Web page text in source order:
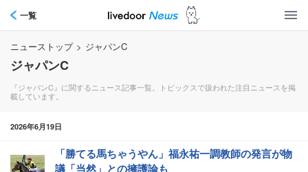
一覧
ニューストップ > ジャパンC
ジャパンC
『ジャパンC』に関するニュース記事一覧。トピックスで扱われた注目ニュースを掲
載しています。
2026年6月19日
「勝てる馬ちゃうやん」福永祐一調教師の発言が物
議「当然」との擁護論も